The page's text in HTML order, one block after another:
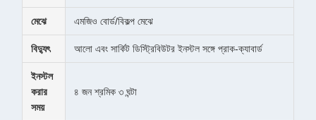
মেঝে এমজিও বোর্ড/বিকল্প মেঝে
বিদ্যুৎ আলো এবং সার্কিট ডিস্ট্রিবিউটর ইনস্টল সঙ্গে প্রাক-ক্যাবার্ড
ইনস্টল
করার
সময়
৪ জন শ্রমিক ৩ ঘন্টা